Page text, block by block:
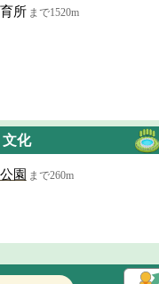
所 まで1520m
化
園 まで260m